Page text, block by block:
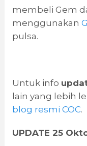
membeli Gem
menggunakan
pulsa.
Untuk info
lain yang lebih
blog resmi COC.
UPDATE 25